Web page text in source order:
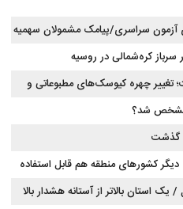
آزمون سراسری/پیامک مشمولان سهمیه
تغییر چهره کیوسک‌های مطبوعاتی و
مشخص شد؟
دیگر کشورهای منطقه هم قابل استفاده
استان بالاتر از آستانه هشدار بالا